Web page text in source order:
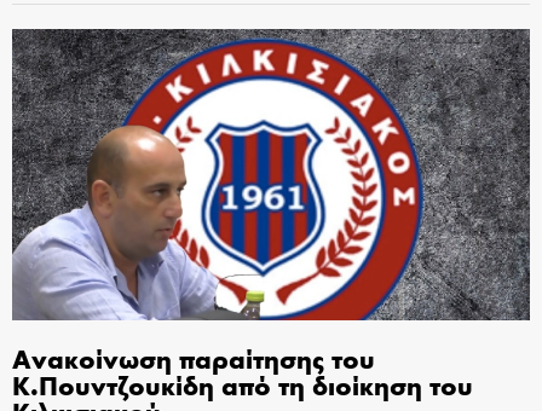
Ανακοίνωση παραίτησης του
Κ.Πουντζουκίδη από τη διοίκηση του